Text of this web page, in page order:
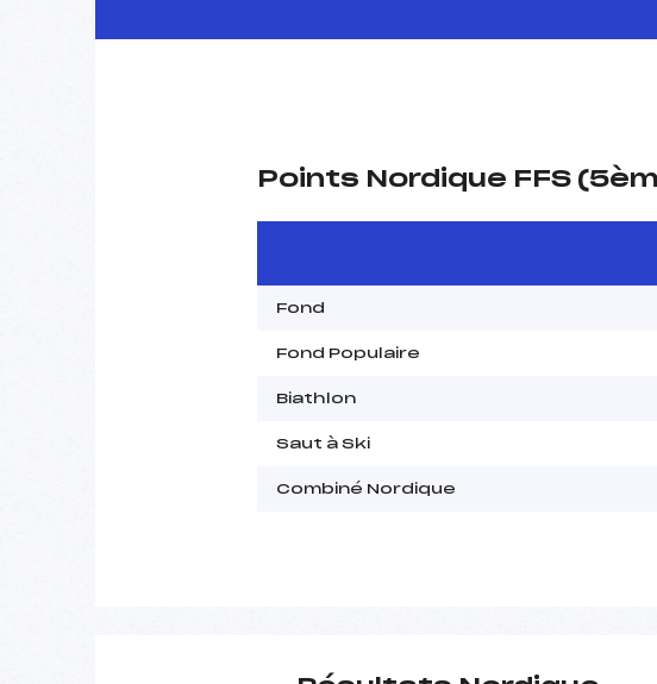
Points Nordique FFS
Fond
Fond Populaire
Biathlon
Saut à Ski
Combiné Nordique